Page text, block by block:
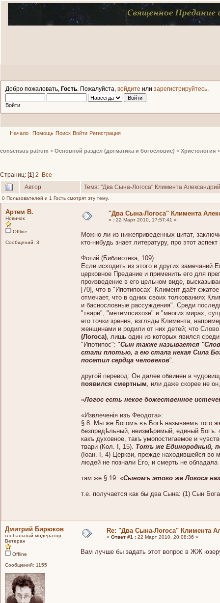
Добро пожаловать, Гость . Пожалуйста, войдите или зарегистрируйтесь
Войти
Начало Помощь Поиск Войти Регистрация
consensus patrum > Основной раздел (догматика и богословие) > Христология
Страниц: [1] 2
Все
Автор
Тема: "Два Сына-Логоса" Климента
0 Пользователей и 1 Гость смотрят эту тему.
Артем В.
Новичок
Offline
Сообщений: 3
"Два Сына-Логоса" Климента
« : 22 Март 2010, 17:57:41 »
Можно ли из нижеприведенных цитат,
кто-нибудь знает литературу, про этот
Фотий (Библиотека, 109):
Если исходить из этого и других
церковное Предание и применить его для
произведение в его цельном виде,
[70], что в "Ипотипосах" Климент даёт
отмечает, что в одних своих толкованиях
и баснословные рассуждения". Среди
"твари", "метемпсихозе" и "многих мирах,
его точки зрения, взгляды Климента,
женщинами и родили от них детей; что
(Логоса) , лишь один из которых явился
"Ипотипос": "Сын также называется
стали плотью, а ею стала некая Сила
посетил сердца человеков".
другой перевод: Он далее обвинен в
появился смертным , или даже скорее не
«Логос есть некое божественное
«Извлеченія изъ Феодота»:
§ 8. Мы же Богомъ въ Богѣ называемъ того
безпредѣльный, неизмѣримый, единый Богъ.
какъ духовное, такъ умопостигаемое и
твари (Кол. I, 15). Тотъ же Единородный,
(Іоан. I, 4) Церкви, прежде находившейся во
людей не познали Его, и смерть не
там же § 19: «Сыномъ этого же Логоса
т.е. получается как бы два Сына: (1) Сын
Дмитрий Бирюков
глобальный модератор
Ветеран
Offline
Сообщений: 1155
Re: "Два Сына-Логоса" Климента
« Ответ #1 : 22 Март 2010, 20:08:36 »
Вам лучше бы задать этот вопрос в ЖЖ